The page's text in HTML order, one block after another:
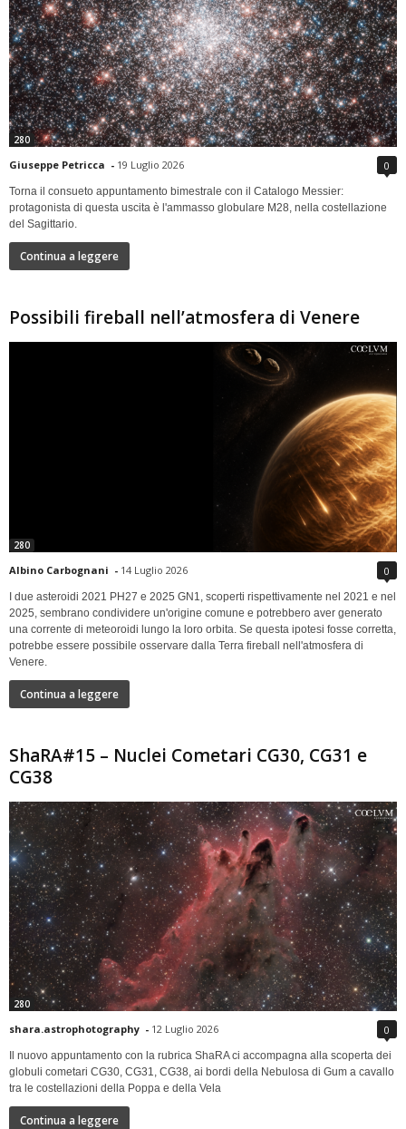
280
Giuseppe Petricca - 19 Luglio 2026 0
Torna il consueto appuntamento bimestrale con il Catalogo Messier:
protagonista di questa uscita è l'ammasso globulare M28, nella costellazione
del Sagittario.
Continua a leggere
Possibili fireball nell’atmosfera di Venere
280
Albino Carbognani - 14 Luglio 2026 0
I due asteroidi 2021 PH27 e 2025 GN1, scoperti rispettivamente nel 2021 e nel
2025, sembrano condividere un'origine comune e potrebbero aver generato
una corrente di meteoroidi lungo la loro orbita. Se questa ipotesi fosse corretta,
potrebbe essere possibile osservare dalla Terra fireball nell'atmosfera di
Venere.
Continua a leggere
ShaRA#15 – Nuclei Cometari CG30, CG31 e
CG38
280
shara.astrophotography - 12 Luglio 2026 0
Il nuovo appuntamento con la rubrica ShaRA ci accompagna alla scoperta dei
globuli cometari CG30, CG31, CG38, ai bordi della Nebulosa di Gum a cavallo
tra le costellazioni della Poppa e della Vela
Continua a leggere